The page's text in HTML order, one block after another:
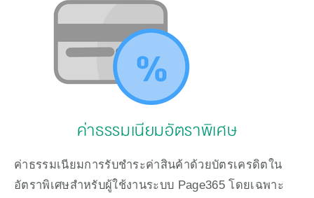
ค่าธรรมเนียมอัตราพิเศษ
ค่าธรรมเนียมการรับชำระค่าสินค้าด้วยบัตรเครดิตใน
อัตราพิเศษสำหรับผู้ใช้งานระบบ Page365 โดยเฉพาะ